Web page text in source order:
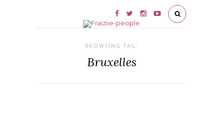
BROWSING TAG:
Bruxelles